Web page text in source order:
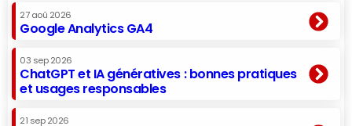
27 aoû 2026
Google Analytics GA4
03 sep 2026
ChatGPT et IA génératives : bonnes pratiques
et usages responsables
21 sep 2026